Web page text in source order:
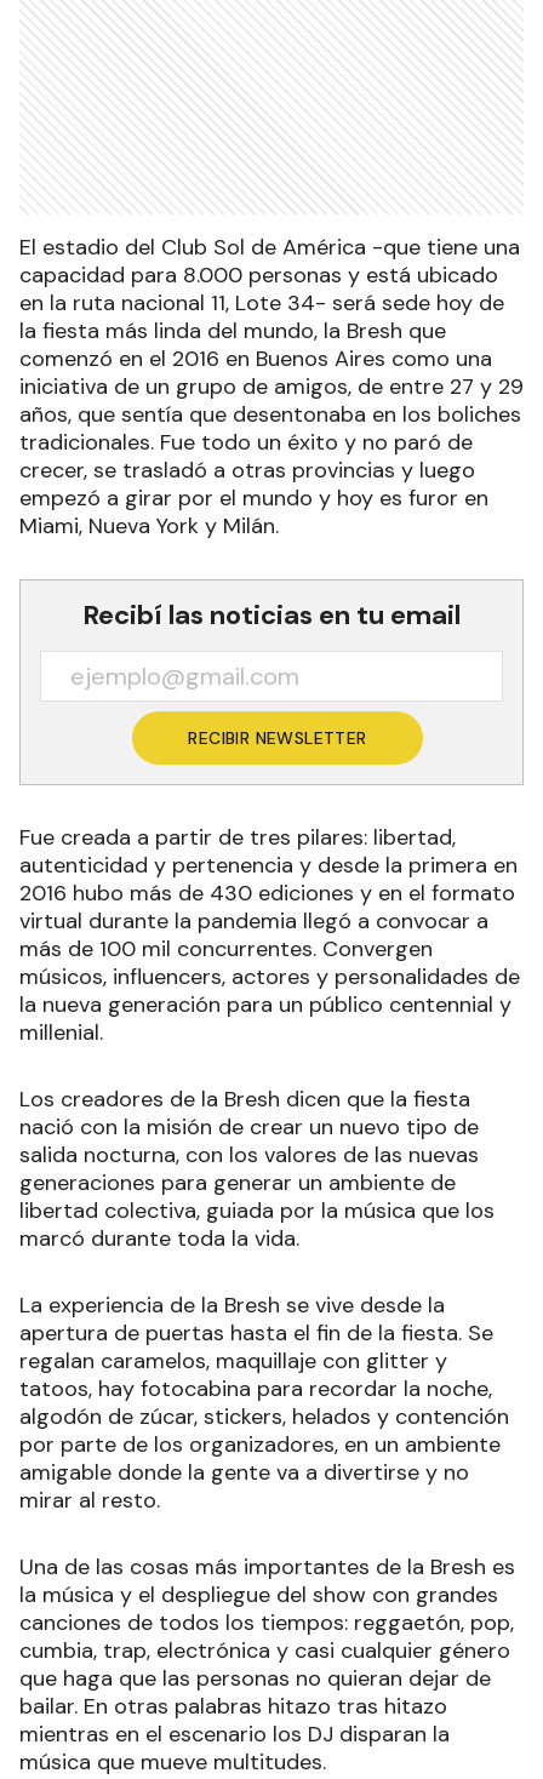
El estadio del Club Sol de América -que tiene una
capacidad para 8.000 personas y está ubicado
en la ruta nacional 11, Lote 34- será sede hoy de
la fiesta más linda del mundo, la Bresh que
comenzó en el 2016 en Buenos Aires como una
iniciativa de un grupo de amigos, de entre 27 y 29
años, que sentía que desentonaba en los boliches
tradicionales. Fue todo un éxito y no paró de
crecer, se trasladó a otras provincias y luego
empezó a girar por el mundo y hoy es furor en
Miami, Nueva York y Milán.
Recibí las noticias en tu email
RECIBIR NEWSLETTER
Fue creada a partir de tres pilares: libertad,
autenticidad y pertenencia y desde la primera en
2016 hubo más de 430 ediciones y en el formato
virtual durante la pandemia llegó a convocar a
más de 100 mil concurrentes. Convergen
músicos, influencers, actores y personalidades de
la nueva generación para un público centennial y
millenial.
Los creadores de la Bresh dicen que la fiesta
nació con la misión de crear un nuevo tipo de
salida nocturna, con los valores de las nuevas
generaciones para generar un ambiente de
libertad colectiva, guiada por la música que los
marcó durante toda la vida.
La experiencia de la Bresh se vive desde la
apertura de puertas hasta el fin de la fiesta. Se
regalan caramelos, maquillaje con glitter y
tatoos, hay fotocabina para recordar la noche,
algodón de zúcar, stickers, helados y contención
por parte de los organizadores, en un ambiente
amigable donde la gente va a divertirse y no
mirar al resto.
Una de las cosas más importantes de la Bresh es
la música y el despliegue del show con grandes
canciones de todos los tiempos: reggaetón, pop,
cumbia, trap, electrónica y casi cualquier género
que haga que las personas no quieran dejar de
bailar. En otras palabras hitazo tras hitazo
mientras en el escenario los DJ disparan la
música que mueve multitudes.